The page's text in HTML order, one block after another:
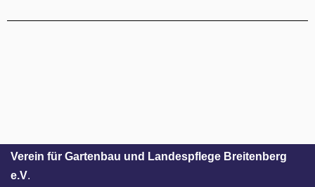
Verein für Gartenbau und Landespflege Breitenberg
e.V.